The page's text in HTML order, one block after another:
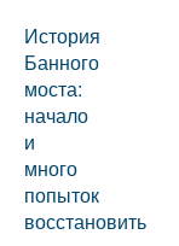
История
Банного
моста:
начало
и
много
попыток
восстановить